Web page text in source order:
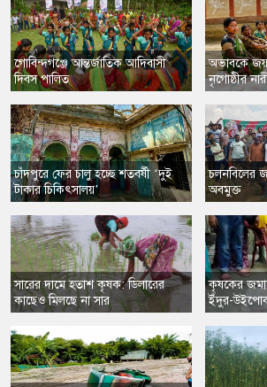
​গোবিন্দগঞ্জে আন্তর্জাতিক আদিবাসী
দিবস পালিত
​চাঁদপুরে ফের চালু হচ্ছে শতবর্ষী ‘দুই
টাকার চিকিৎসালয়’
সারের দামে হতাশ কৃষক: ডিলারের
কাছেও মিলছে না সার
অভাবকে জয়
নৃগোষ্ঠীর
​চলনবিলের
অবমুক্ত
​কৃষকের
ইঁদুর-